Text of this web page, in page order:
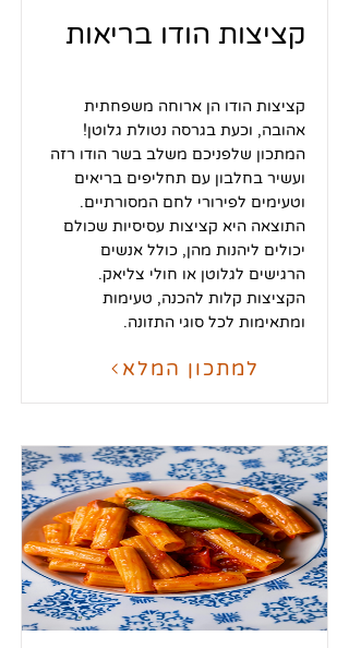
קציצות הודו בריאות
קציצות הודו הן ארוחה משפחתית
אהובה, וכעת בגרסה נטולת גלוטן!
המתכון שלפניכם משלב בשר הודו רזה
ועשיר בחלבון עם תחליפים בריאים
וטעימים לפירורי לחם המסורתיים.
התוצאה היא קציצות עסיסיות שכולם
יכולים ליהנות מהן, כולל אנשים
הרגישים לגלוטן או חולי צליאק.
הקציצות קלות להכנה, טעימות
ומתאימות לכל סוגי התזונה.
למתכון המלא